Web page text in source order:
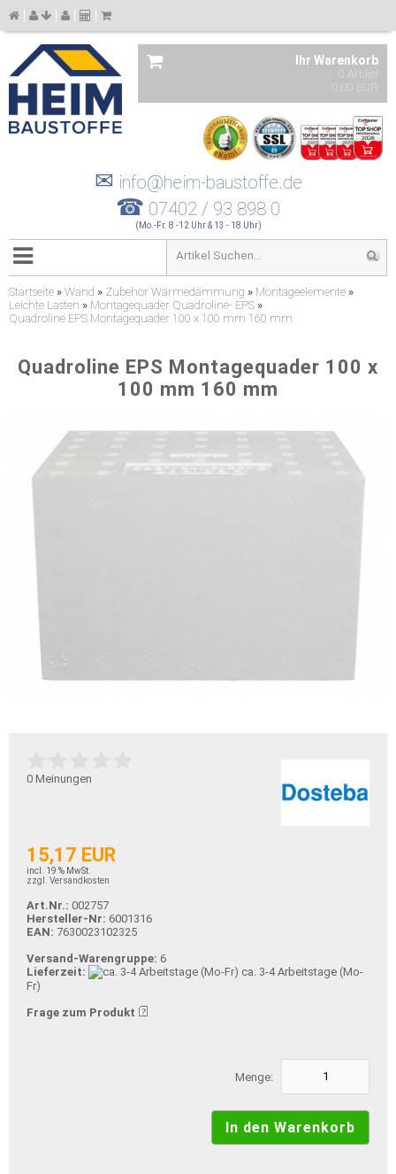
Ihr Warenkorb
0 Artikel
0,00 EUR
✉ info@heim-baustoffe.de
☎ 07402 / 93 898 0
(Mo.-Fr. 8 -12 Uhr & 13 - 18 Uhr)
Startseite » Wand » Zubehör Wärmedämmung » Montageelemente »
Leichte Lasten » Montagequader Quadroline- EPS »
Quadroline EPS Montagequader 100 x 100 mm 160 mm
Quadroline EPS Montagequader 100 x
100 mm 160 mm
0 Meinungen
15,17 EUR
incl. 19 % MwSt.
zzgl. Versandkosten
Art.Nr.: 002757
Hersteller-Nr: 6001316
EAN: 7630023102325
Versand-Warengruppe: 6
Lieferzeit:
ca. 3-4 Arbeitstage (Mo-
Fr)
Frage zum Produkt
Menge: